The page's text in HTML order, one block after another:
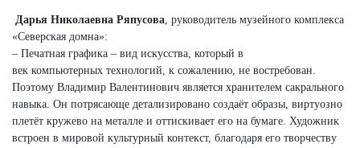
Дарья Николаевна Ряпусова, руководитель музейного комплекса
«Северская домна»:
– Печатная графика – вид искусства, который в
век компьютерных технологий, к сожалению, не востребован.
Поэтому Владимир Валентинович является хранителем сакрального
навыка. Он потрясающе детализировано создаёт образы, виртуозно
плетёт кружево на металле и оттискивает его на бумаге. Художник
встроен в мировой культурный контекст, благодаря его творчеству